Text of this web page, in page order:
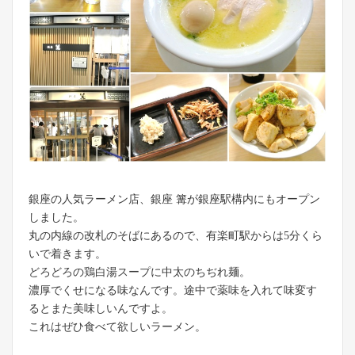
銀座の人気ラーメン店、銀座 篝が銀座駅構内にもオープン
しました。
丸の内線の改札のそばにあるので、有楽町駅からは5分くら
いで着きます。
どろどろの鶏白湯スープに中太のちぢれ麺。
濃厚でくせになる味なんです。途中で薬味を入れて味変す
るとまた美味しいんですよ。
これはぜひ食べて欲しいラーメン。